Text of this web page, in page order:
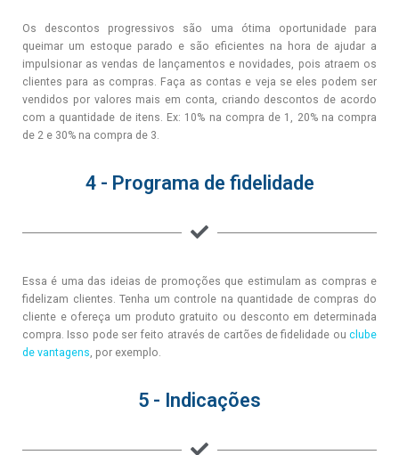
Os descontos progressivos são uma ótima oportunidade para
queimar um estoque parado e são eficientes na hora de ajudar a
impulsionar as vendas de lançamentos e novidades, pois atraem os
clientes para as compras. Faça as contas e veja se eles podem ser
vendidos por valores mais em conta, criando descontos de acordo
com a quantidade de itens. Ex: 10% na compra de 1, 20% na compra
de 2 e 30% na compra de 3.
4 - Programa de fidelidade
Essa é uma das ideias de promoções que estimulam as compras e
fidelizam clientes. Tenha um controle na quantidade de compras do
cliente e ofereça um produto gratuito ou desconto em determinada
compra. Isso pode ser feito através de cartões de fidelidade ou clube
de vantagens, por exemplo.
5 - Indicações